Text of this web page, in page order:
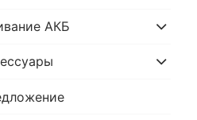
АКБ